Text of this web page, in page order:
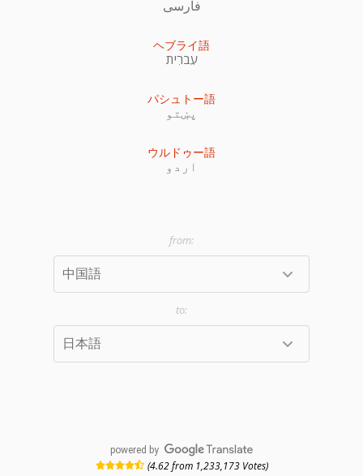
فارسی
ヘブライ語
עִברִית
パシュトー語
پښتو
ウルドゥー語
اردو
powered by
(4.62 from 1,233,173 Votes)